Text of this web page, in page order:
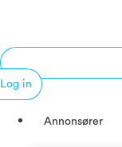
Log in
Annonsører